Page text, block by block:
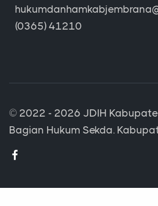
(0365) 41210
© 2022 - 2026 JDIH
Bagian Hukum Sekda.